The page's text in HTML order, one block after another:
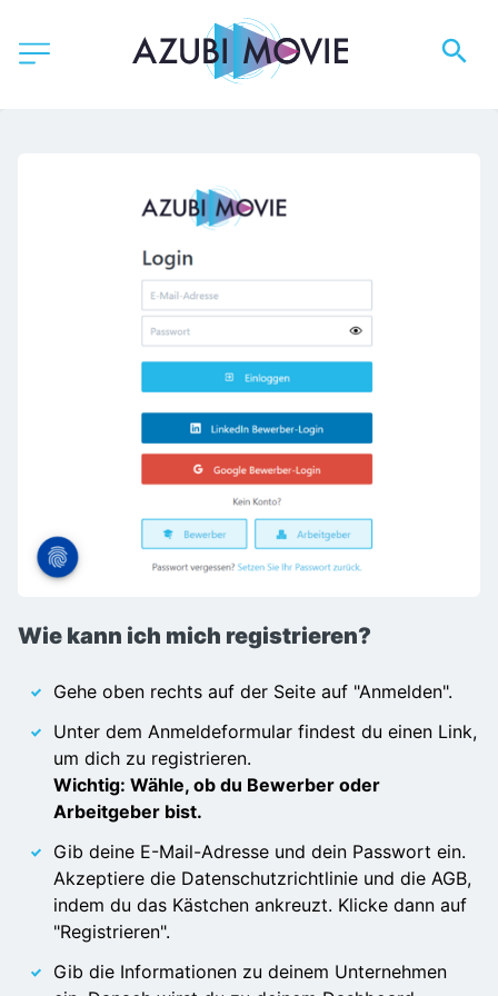
Wie kann ich mich registrieren?
Gehe oben rechts auf der Seite auf "Anmelden".
Unter dem Anmeldeformular findest du einen Link,
um dich zu registrieren.
Wichtig: Wähle, ob du Bewerber oder
Arbeitgeber bist.
Gib deine E-Mail-Adresse und dein Passwort ein.
Akzeptiere die Datenschutzrichtlinie und die AGB,
indem du das Kästchen ankreuzt. Klicke dann auf
"Registrieren".
Gib die Informationen zu deinem Unternehmen